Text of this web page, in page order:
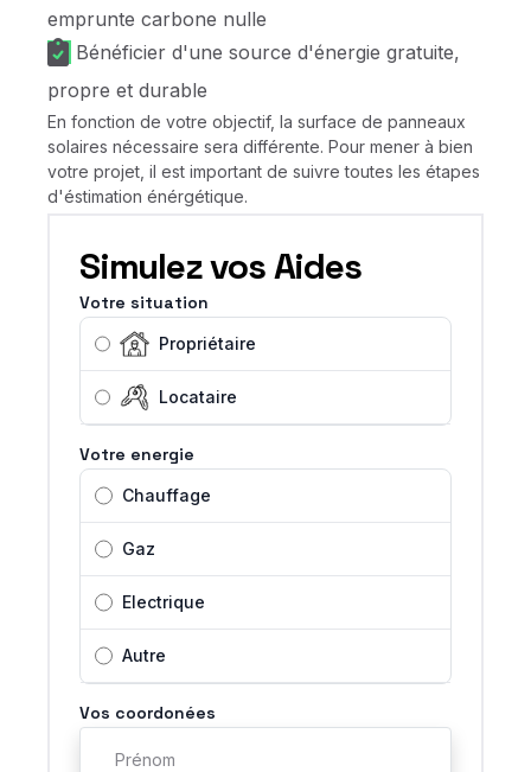
emprunte carbone nulle
Bénéficier d'une source d'énergie gratuite,
propre et durable
En fonction de votre objectif, la surface de panneaux
solaires nécessaire sera différente. Pour mener à bien
votre projet, il est important de suivre toutes les étapes
d'éstimation énérgétique.
Simulez vos Aides
Votre situation
Propriétaire
Locataire
Votre energie
Chauffage
Gaz
Electrique
Autre
Vos coordonées